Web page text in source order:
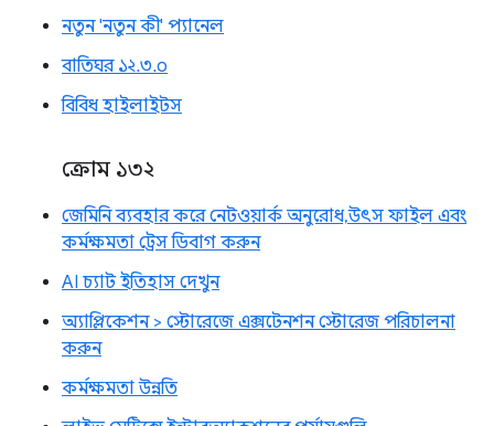
নতুন 'নতুন কী' প্যানেল
বাতিঘর ১২.৩.০
বিবিধ হাইলাইটস
ক্রোম ১৩২
জেমিনি ব্যবহার করে নেটওয়ার্ক অনুরোধ, উৎস ফাইল এবং
কর্মক্ষমতা ট্রেস ডিবাগ করুন
AI চ্যাট ইতিহাস দেখুন
অ্যাপ্লিকেশন > স্টোরেজে এক্সটেনশন স্টোরেজ পরিচালনা
করুন
কর্মক্ষমতা উন্নতি